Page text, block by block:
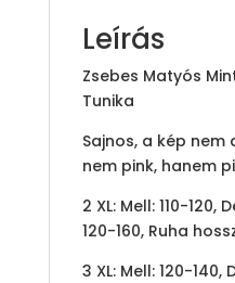
Leírás
Zsebes Matyós
Tunika
Sajnos, a kép nem
nem pink, hanem
2 XL: Mell: 110-120,
120-160, Ruha
3 XL: Mell: 120-140,